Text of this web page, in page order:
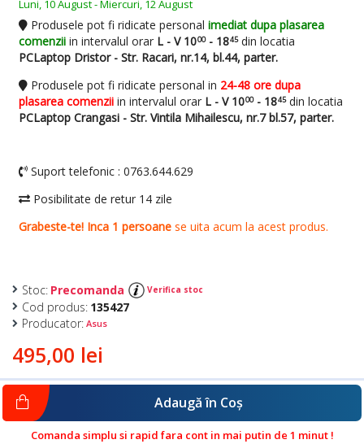
495,00 lei
Stoc: Precomanda Verifica stoc
Cod produs: 135427
Producator: Asus
Adaugă în Coş
Comanda simplu si rapid fara cont in mai putin de 1 minut !